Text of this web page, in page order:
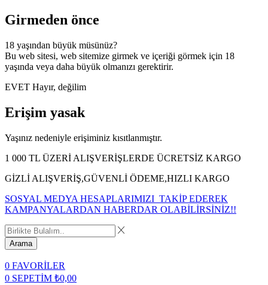
Girmeden önce
18 yaşından büyük müsünüz?
Bu web sitesi, web sitemize girmek ve içeriği görmek için 18
yaşında veya daha büyük olmanızı gerektirir.
EVET Hayır, değilim
Erişim yasak
Yaşınız nedeniyle erişiminiz kısıtlanmıştır.
1 000 TL ÜZERİ ALIŞVERİŞLERDE ÜCRETSİZ KARGO
GİZLİ ALIŞVERİŞ,GÜVENLİ ÖDEME,HIZLI KARGO
SOSYAL MEDYA HESAPLARIMIZI TAKİP EDEREK
KAMPANYALARDAN HABERDAR OLABİLİRSİNİZ!!
Arama
0 FAVORİLER
0 SEPETİM ₺0,00